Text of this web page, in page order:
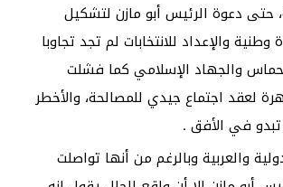
حتى دعوة الرئيس أبو مازن لتشكيل
والإعداد للانتخابات لم تجد تجاوبا
والجهاد الإسلامي كما فشلت
لعقد اجتماع جيدي للمصالحة، والأخطر
تبدو في الأفق .
والعربية وبالرغم من أنها تواصلت